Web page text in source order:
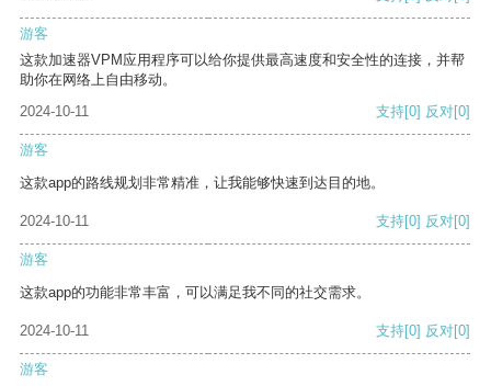
游客
这款加速器VPM应用程序可以给你提供最高速度和安全性的连接，并帮
助你在网络上自由移动。
2024-10-11
支持[0] 反对[0]
游客
这款app的路线规划非常精准，让我能够快速到达目的地。
2024-10-11 支持[0] 反对[0]
游客
这款app的功能非常丰富，可以满足我不同的社交需求。
2024-10-11 支持[0] 反对[0]
游客